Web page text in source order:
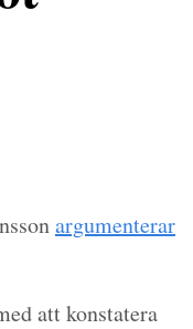
argumenterar
att konstatera